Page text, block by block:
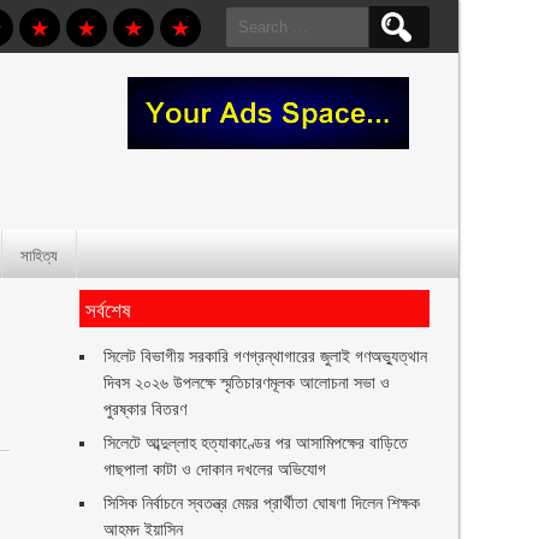
Search
for:
সাহিত্য
সর্বশেষ
সিলেট বিভাগীয় সরকারি গণগ্রন্থাগারের জুলাই গণঅভ্যুত্থান
দিবস ২০২৬ উপলক্ষে স্মৃতিচারণমূলক আলোচনা সভা ও
পুরষ্কার বিতরণ ‎ ‎
সিলেটে আব্দুল্লাহ হত্যাকাণ্ডের পর আসামিপক্ষের বাড়িতে
গাছপালা কাটা ও দোকান দখলের অভিযোগ
সিসিক নির্বাচনে স্বতন্ত্র মেয়র প্রার্থীতা ঘোষণা দিলেন শিক্ষক
আহমদ ইয়াসিন